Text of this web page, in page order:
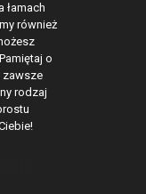
łamach
również
o
zawsze
rodzaj